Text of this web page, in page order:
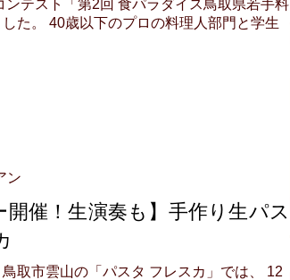
テスト「第2回 食パラダイス鳥取県若手料
た。 40歳以下のプロの料理人部門と学生
ン
開催！生演奏も】手作り生パス
取市雲山の「パスタ フレスカ」では、 12